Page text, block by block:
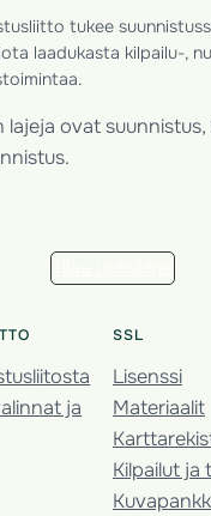
tukee
laadukasta kilpailu-,
lajeja ovat
ja
SSL
Lisenssi
Materiaalit
Kilpailut ja